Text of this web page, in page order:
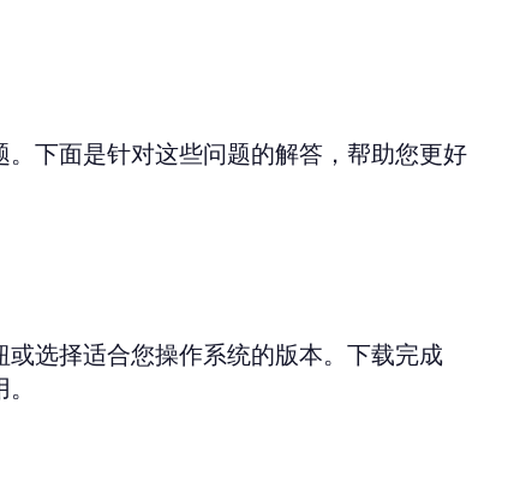
下面是针对这些问题的解答，帮助您更好
选择适合您操作系统的版本。下载完成